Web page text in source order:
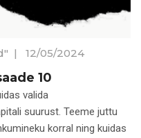
| 12/05/2024
10
valida
suurust. Teeme juttu
korral ning kuidas